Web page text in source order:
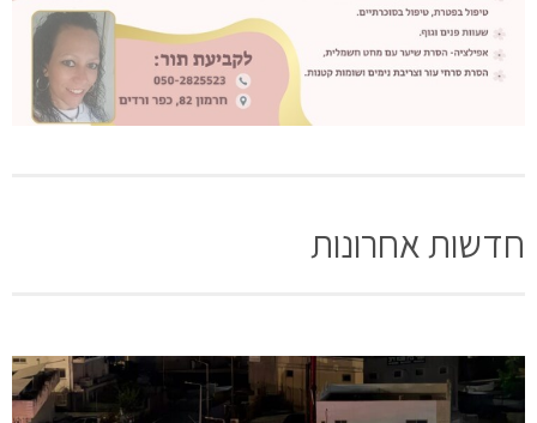
חדשות אחרונות